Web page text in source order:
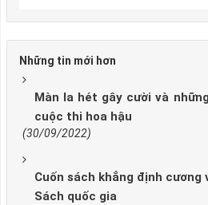
Những tin mới hơn
Màn la hét gây cười và
cuộc thi hoa hậu
(30/09/2022)
Cuốn sách khẳng định
Sách quốc gia